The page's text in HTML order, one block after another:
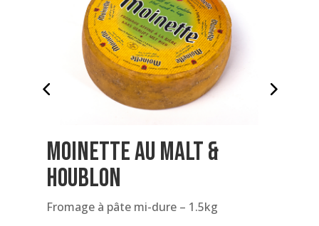
Moinette au malt &
houblon
Fromage à pâte mi-dure – 1.5kg